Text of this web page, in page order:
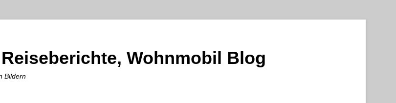
Wohnmobil Blog
Bildern